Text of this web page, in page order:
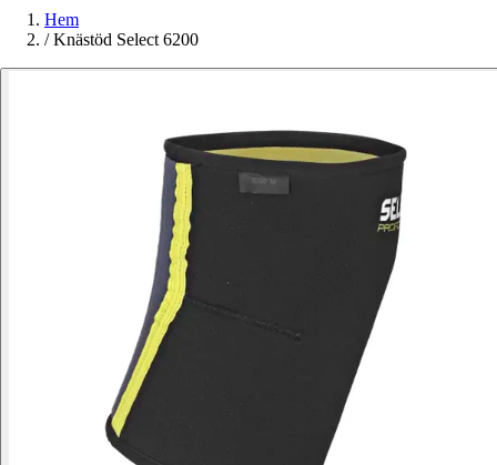
Hem
/ Knästöd Select 6200